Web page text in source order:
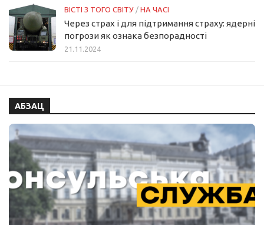
ВІСТІ З ТОГО СВІТУ / НА ЧАСІ
Через страх і для підтримання страху: ядерні
погрози як ознака безпорадності
21.11.2024
АБЗАЦ